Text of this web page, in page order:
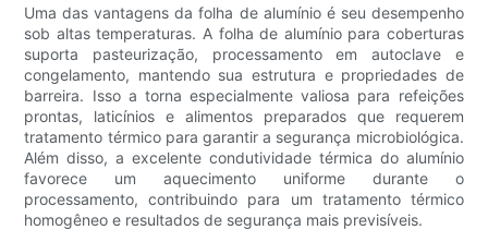
Uma das vantagens da folha de alumínio é seu desempenho
sob altas temperaturas. A folha de alumínio para coberturas
suporta pasteurização, processamento em autoclave e
congelamento, mantendo sua estrutura e propriedades de
barreira. Isso a torna especialmente valiosa para refeições
prontas, laticínios e alimentos preparados que requerem
tratamento térmico para garantir a segurança microbiológica.
Além disso, a excelente condutividade térmica do alumínio
favorece um aquecimento uniforme durante o
processamento, contribuindo para um tratamento térmico
homogêneo e resultados de segurança mais previsíveis.